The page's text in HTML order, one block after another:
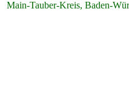
Main-Tauber-Kreis, Baden-